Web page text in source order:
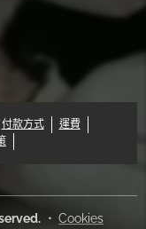
付款方式
運費
Cookies